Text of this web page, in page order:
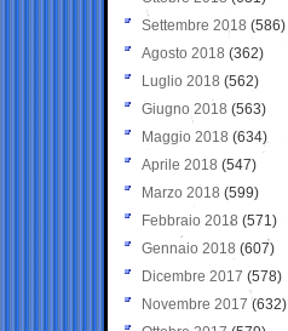
Settembre 2018 (586)
Agosto 2018 (362)
Luglio 2018 (562)
Giugno 2018 (563)
Maggio 2018 (634)
Aprile 2018 (547)
Marzo 2018 (599)
Febbraio 2018 (571)
Gennaio 2018 (607)
Dicembre 2017 (578)
Novembre 2017 (632)